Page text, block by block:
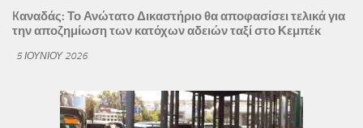
Kαναδάς: Το Ανώτατο Δικαστήριο θα αποφασίσει τελικά για
την αποζημίωση των κατόχων αδειών ταξί στο Κεμπέκ
5 ΙΟΥΝΊΟΥ 2026